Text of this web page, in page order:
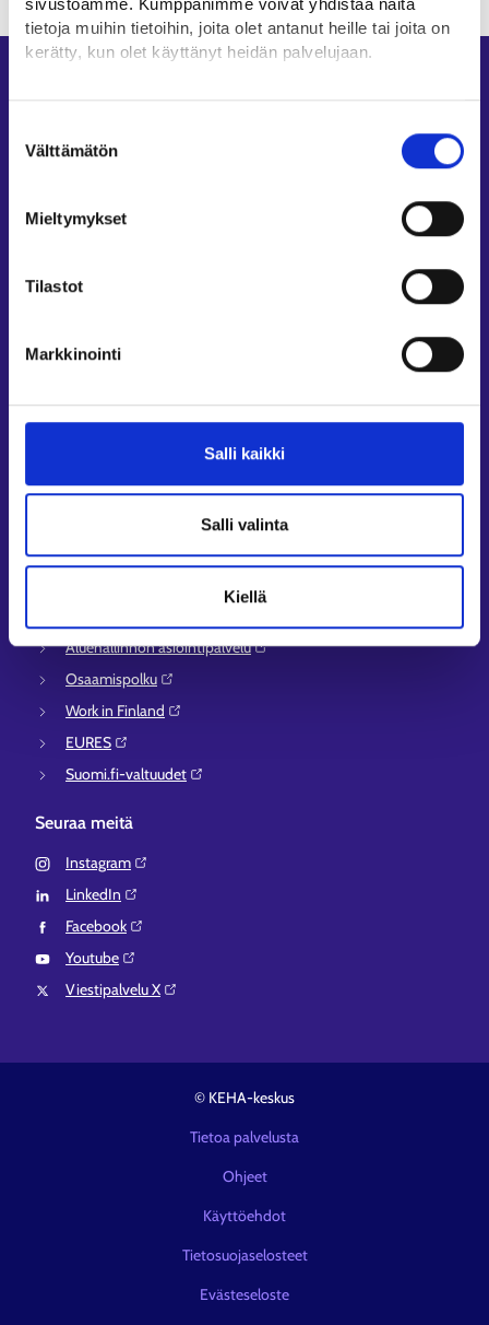
sivustoamme. Kumppanimme voivat yhdistää näitä
tietoja muihin tietoihin, joita olet antanut heille tai joita on
kerätty, kun olet käyttänyt heidän palvelujaan.
Löydät tietoa evästeiden käyttötarkoituksista
Lue tarkemmin
valinta
Välttämätön
Mieltymykset
Tilastot
Markkinointi
Salli kaikki
Salli valinta
Kiellä
Oma työpolku
Avoimet työpaikat
Asiakaspalvelu
Työttömyysturvaneuvonta
Asiointi- ja Oma työpolku -osioiden ohjeet
Tuki ja palaute
Aluehallinnon asiointipalvelu⁠
Osaamispolku⁠
Work in Finland⁠
EURES⁠
Suomi.fi-valtuudet⁠
Seuraa meitä
Instagram⁠
LinkedIn⁠
Facebook⁠
Youtube⁠
Viestipalvelu X⁠
© KEHA-keskus
Tietoa palvelusta
Ohjeet
Käyttöehdot
Tietosuojaselosteet
Evästeseloste